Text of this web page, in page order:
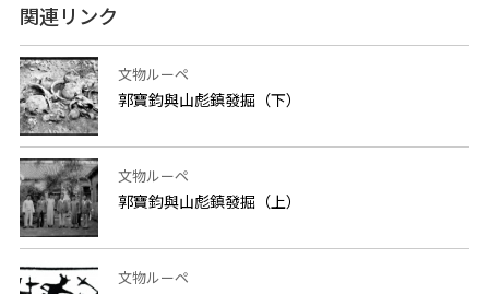
関連リンク
文物ルーペ
郭寶鈞與山彪鎮發掘（下）
文物ルーペ
郭寶鈞與山彪鎮發掘（上）
文物ルーペ